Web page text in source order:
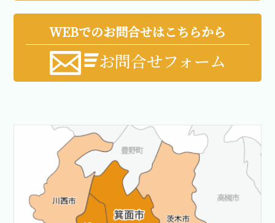
WEBでのお問合せはこちらから
お問合せフォーム